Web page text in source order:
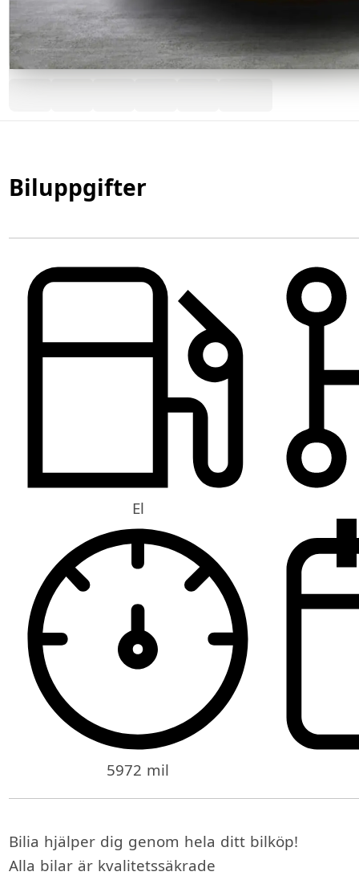
Biluppgifter
El
5972 mil
Bilia hjälper dig genom hela ditt bilköp!
Alla bilar är kvalitetssäkrade